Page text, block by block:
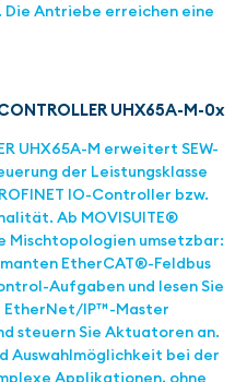
Antriebe erreichen eine
UHX65A-M-0x
UHX65A-M erweitert SEW-
der Leistungsklasse
IO-Controller bzw.
Ab MOVISUITE®
Mischtopologien umsetzbar:
EtherCAT®-Feldbus
Aufgaben und lesen Sie
EtherNet/IP™-Master
steuern Sie Aktuatoren an.
Auswahlmöglichkeit bei der
Applikationen, ohne